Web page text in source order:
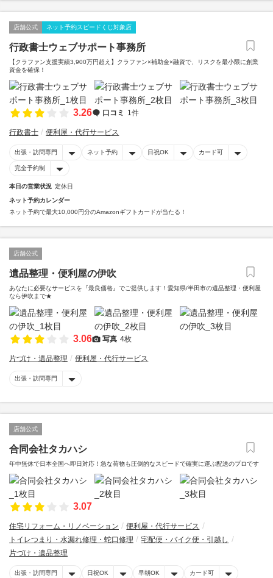
店舗公式 ネット予約スピードくじ対象店
行政書士ウェブサポート事務所
【クラファン支援実績3,900万円超え】クラファン×補助金×融資で、リスクを最小限に創業
資金を確保！
3.26 口コミ 1件
行政書士 便利屋・代行サービス
出張・訪問専門 ネット予約 日祝OK カード可
完全予約制
本日の営業状況 定休日
ネット予約カレンダー
ネット予約で最大10,000円分のAmazonギフトカードが当たる！
店舗公式
遺品整理・便利屋の伊吹
あなたに必要なサービスを『最良価格』でご提供します！愛知県/半田市の遺品整理・便利屋
なら伊吹まで★
3.06 写真 4枚
片づけ・遺品整理 便利屋・代行サービス
出張・訪問専門
店舗公式
合同会社タカハシ
年中無休で日本全国へ即日対応！急な荷物も圧倒的なスピードで確実に運ぶ配送のプロです
3.07
住宅リフォーム・リノベーション
便利屋・代行サービス
トイレつまり・水漏れ修理・蛇口修理
宅配便・バイク便・引越し
片づけ・遺品整理
出張・訪問専門 日祝OK 早朝OK カード可